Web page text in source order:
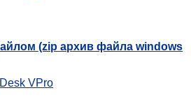
(zip архив файла windows
VPro